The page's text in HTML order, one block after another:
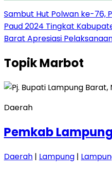
Sambut Hut Polwan ke-76,
Paud 2024 Tingkat
Barat Apresiasi
TopikMarbot
Daerah
Pemkab
Daerah | Lampung |